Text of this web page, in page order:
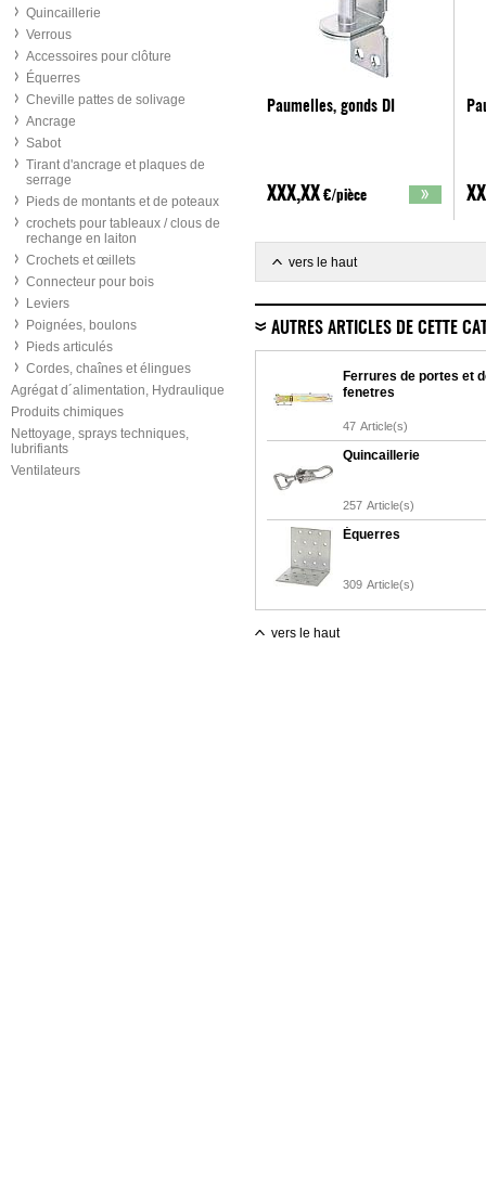
Quincaillerie
Verrous
Accessoires pour clôture
Équerres
Cheville pattes de solivage
Ancrage
Sabot
Tirant d'ancrage et plaques de
serrage
Pieds de montants et de poteaux
crochets pour tableaux / clous de
rechange en laiton
Crochets et œillets
Connecteur pour bois
Leviers
Poignées, boulons
Pieds articulés
Cordes, chaînes et élingues
Agrégat d´alimentation, Hydraulique
Produits chimiques
Nettoyage, sprays techniques,
lubrifiants
Ventilateurs
Paumelles, gonds DI
XXX,XX €/pièce
vers le haut
AUTRES ARTICLES DE CETTE
Ferrures de portes et
fenetres
47 Article(s)
Quincaillerie
257 Article(s)
Équerres
309 Article(s)
vers le haut